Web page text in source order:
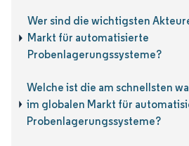
Wer sind die wichtigsten
Markt für automatisierte
Probenlagerungssysteme?
Welche ist die am schnellsten
im globalen Markt für
Probenlagerungssysteme?